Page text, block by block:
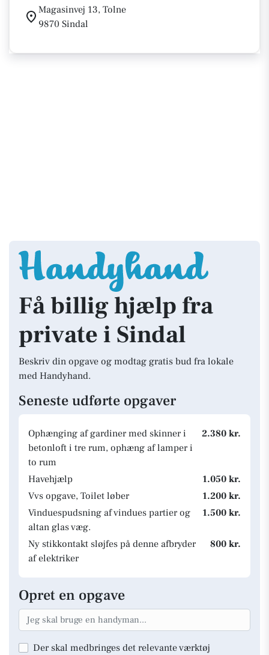
Magasinvej 13, Tolne
9870 Sindal
Få billig hjælp fra
private i Sindal
Beskriv din opgave og modtag gratis bud fra lokale
med Handyhand.
Seneste udførte opgaver
Ophænging af gardiner med skinner i
betonloft i tre rum, ophæng af lamper i
to rum
2.380 kr.
Havehjælp
1.050 kr.
Vvs opgave, Toilet løber
1.200 kr.
Vinduespudsning af vindues partier og
altan glas væg.
1.500 kr.
Ny stikkontakt sløjfes på denne afbryder
af elektriker
800 kr.
Opret en opgave
Der skal medbringes det relevante værktøj